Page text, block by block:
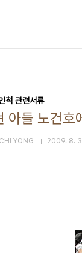
척 관련서류
아들 노건호
YONG 2009. 8.